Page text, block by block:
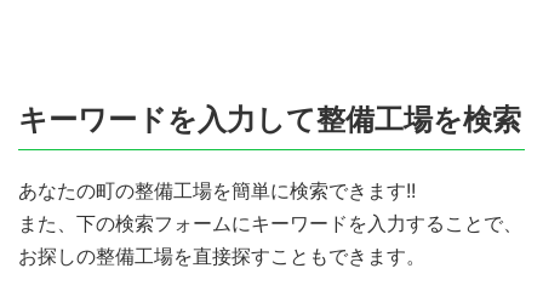
キーワードを入力して整備工場を検索
あなたの町の整備工場を簡単に検索できます!!
また、下の検索フォームにキーワードを入力することで、
お探しの整備工場を直接探すこともできます。